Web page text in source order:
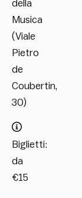
della
Musica
(Viale
Pietro
de
Coubertin,
30)
Biglietti:
da
€15